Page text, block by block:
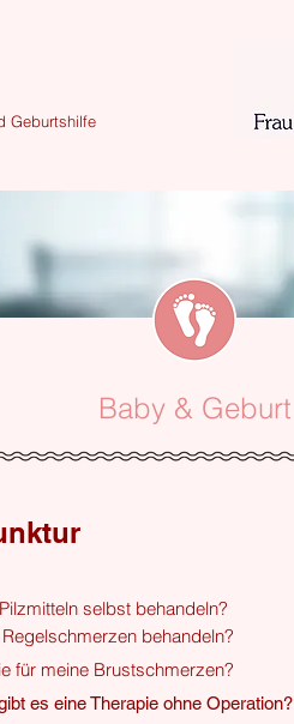
Geburtshilfe
Baby & Geburt
selbst behandeln?
behandeln?
für meine Brustschmerzen?
es eine Therapie ohne Operation?